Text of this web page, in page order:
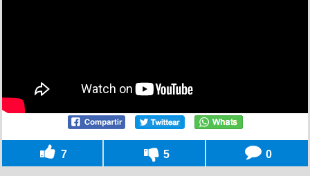
7 5 0